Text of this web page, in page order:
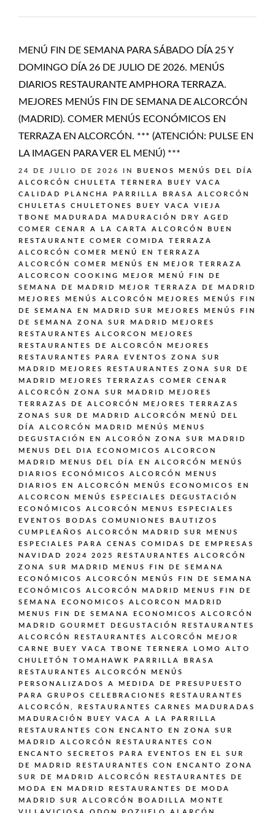
MENÚ FIN DE SEMANA PARA SÁBADO DÍA 25 Y
DOMINGO DÍA 26 DE JULIO DE 2026. MENÚS
DIARIOS RESTAURANTE AMPHORA TERRAZA.
MEJORES MENÚS FIN DE SEMANA DE ALCORCÓN
(MADRID). COMER MENÚS ECONÓMICOS EN
TERRAZA EN ALCORCÓN. *** (ATENCIÓN: PULSE EN
LA IMAGEN PARA VER EL MENÚ) ***
24 DE JULIO DE 2026 IN
BUENOS MENÚS DEL DÍA
ALCORCÓN
CHULETA TERNERA BUEY VACA
CALIDAD PLANCHA PARRILLA BRASA ALCORCÓN
CHULETAS CHULETONES BUEY VACA VIEJA
TBONE MADURADA MADURACIÓN DRY AGED
COMER CENAR A LA CARTA ALCORCÓN BUEN
RESTAURANTE
COMER COMIDA TERRAZA
ALCORCÓN
COMER MENÚ EN TERRAZA
ALCORCÓN
COMER MENÚS EN MEJOR TERRAZA
ALCORCON
COOKING
MEJOR MENÚ FIN DE
SEMANA DE MADRID
MEJOR TERRAZA DE MADRID
MEJORES MENÚS ALCORCÓN
MEJORES MENÚS FIN
DE SEMANA EN MADRID SUR
MEJORES MENÚS FIN
DE SEMANA ZONA SUR MADRID
MEJORES
RESTAURANTES ALCORCON
MEJORES
RESTAURANTES DE ALCORCÓN
MEJORES
RESTAURANTES PARA EVENTOS ZONA SUR
MADRID
MEJORES RESTAURANTES ZONA SUR DE
MADRID
MEJORES TERRAZAS COMER CENAR
ALCORCÓN ZONA SUR MADRID
MEJORES
TERRAZAS DE ALCORCÓN
MEJORES TERRAZAS
ZONAS SUR DE MADRID ALCORCÓN
MENÚ DEL
DÍA ALCORCÓN MADRID
MENÚS
MENUS
DEGUSTACIÓN EN ALCORÓN ZONA SUR MADRID
MENUS DEL DIA ECONOMICOS ALCORCON
MADRID
MENUS DEL DÍA EN ALCORCÓN
MENÚS
DIARIOS ECONÓMICOS ALCORCÓN
MENUS
DIARIOS EN ALCORCÓN
MENÚS ECONOMICOS EN
ALCORCON
MENÚS ESPECIALES DEGUSTACIÓN
ECONÓMICOS ALCORCÓN
MENUS ESPECIALES
EVENTOS BODAS COMUNIONES BAUTIZOS
CUMPLEAÑOS ALCORCÓN MADRID SUR
MENUS
ESPECIALES PARA CENAS COMIDAS DE EMPRESAS
NAVIDAD 2024 2025 RESTAURANTES ALCORCÓN
ZONA SUR MADRID
MENUS FIN DE SEMANA
ECONÓMICOS ALCORCÓN
MENÚS FIN DE SEMANA
ECONÓMICOS ALCORCÓN MADRID
MENUS FIN DE
SEMANA ECONOMICOS ALCORCON MADRID
MENUS FIN DE SEMANA ECONOMICOS ALCORCÓN
MADRID GOURMET DEGUSTACIÓN
RESTAURANTES
ALCORCÓN
RESTAURANTES ALCORCÓN MEJOR
CARNE BUEY VACA TBONE TERNERA LOMO ALTO
CHULETÓN TOMAHAWK PARRILLA BRASA
RESTAURANTES ALCORCÓN MENÚS
PERSONALIZADOS A MEDIDA DE PRESUPUESTO
PARA GRUPOS CELEBRACIONES
RESTAURANTES
ALCORCÓN,
RESTAURANTES CARNES MADURADAS
MADURACIÓN BUEY VACA A LA PARRILLA
RESTAURANTES CON ENCANTO EN ZONA SUR
MADRID ALCORCÓN
RESTAURANTES CON
ENCANTO SECRETOS PARA EVENTOS EN EL SUR
DE MADRID
RESTAURANTES CON ENCANTO ZONA
SUR DE MADRID ALCORCÓN
RESTAURANTES DE
MODA EN MADRID
RESTAURANTES DE MODA
MADRID SUR ALCORCÓN BOADILLA MONTE